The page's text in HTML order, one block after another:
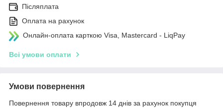
Післяплата
Оплата на рахунок
Онлайн-оплата карткою Visa, Mastercard - LiqPay
Всі умови оплати
Умови повернення
Повернення товару впродовж 14 днів за рахунок покупця